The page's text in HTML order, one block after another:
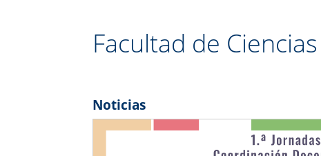
Facultad de
Noticias
Previous